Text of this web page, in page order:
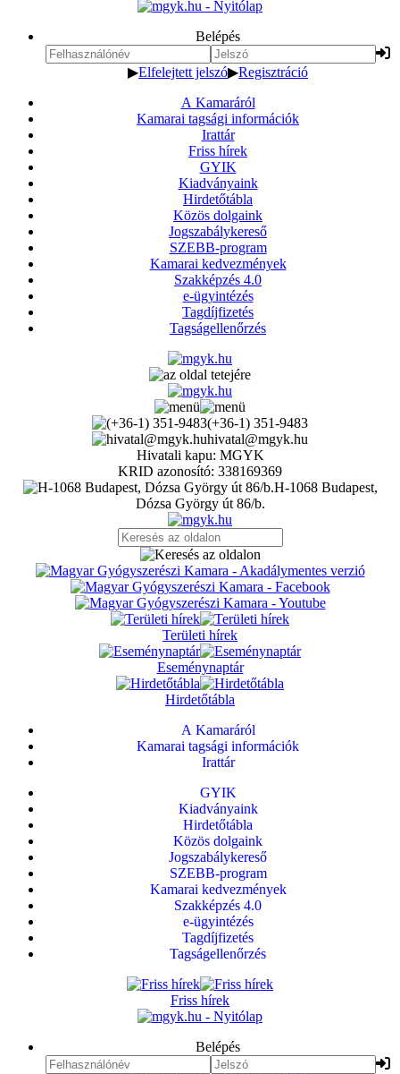
Belépés
▶Elfelejtett jelszó▶Regisztráció
A Kamaráról
Kamarai tagsági információk
Irattár
Friss hírek
GYIK
Kiadványaink
Hirdetőtábla
Közös dolgaink
Jogszabálykereső
SZEBB-program
Kamarai kedvezmények
Szakképzés 4.0
e-ügyintézés
Tagdíjfizetés
Tagságellenőrzés
(+36-1) 351-9483
hivatal@mgyk.hu
Hivatali kapu: MGYK
KRID azonosító: 338169369
H-1068 Budapest,
Dózsa György út 86/b.
Területi hírek
Eseménynaptár
Hirdetőtábla
A Kamaráról
Kamarai tagsági információk
Irattár
GYIK
Kiadványaink
Hirdetőtábla
Közös dolgaink
Jogszabálykereső
SZEBB-program
Kamarai kedvezmények
Szakképzés 4.0
e-ügyintézés
Tagdíjfizetés
Tagságellenőrzés
Friss hírek
Belépés